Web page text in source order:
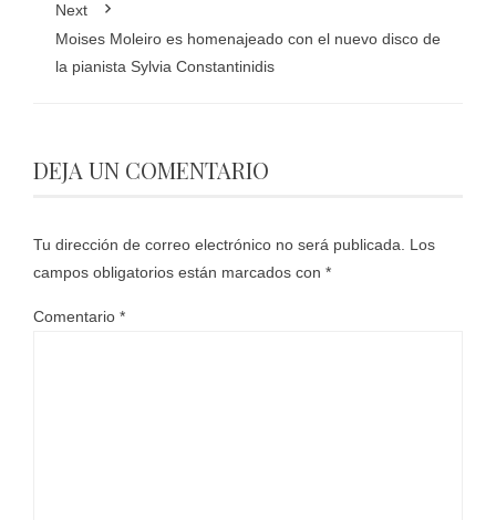
Next
Moises Moleiro es homenajeado con el nuevo disco de
la pianista Sylvia Constantinidis
DEJA UN COMENTARIO
Tu dirección de correo electrónico no será publicada.
Los
campos obligatorios están marcados con *
Comentario *